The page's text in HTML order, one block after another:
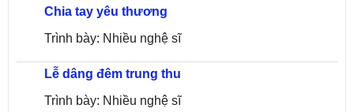
Chia tay yêu thương
Trình bày: Nhiều nghệ sĩ
Lễ dâng đêm trung thu
Trình bày: Nhiều nghệ sĩ